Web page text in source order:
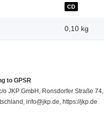
CD
0,10 kg
to GPSR
o JKP GmbH, Ronsdorfer Straße 74,
info@jkp.de, https://jkp.de